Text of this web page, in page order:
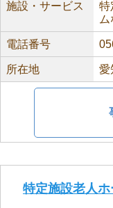
施設・サービス
特
ム
電話番号
所在地 愛
特定施設老人